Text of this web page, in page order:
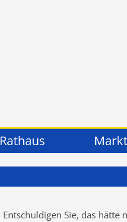
Rathaus
Entschuldigen Sie, das hätte